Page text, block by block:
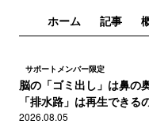
ホーム 記事
サポートメンバー限定
脳の「ゴミ出し」は鼻の
「排水路」は再生できる
2026.08.05